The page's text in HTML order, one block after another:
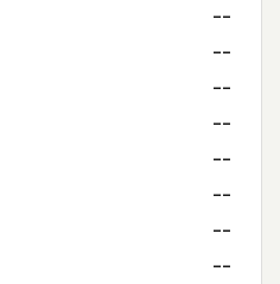
--
--
--
--
--
--
--
--